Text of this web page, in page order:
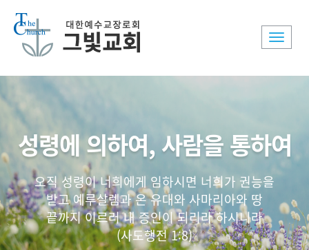
Toggle
성령에 의하여, 사람을 통하여
오직 성령이 너희에게 임하시면 너희가 권능을
받고 예루살렘과 온 유대와 사마리아와 땅
끝까지 이르러 내 증인이 되리라 하시니라
(사도행전 1:8)